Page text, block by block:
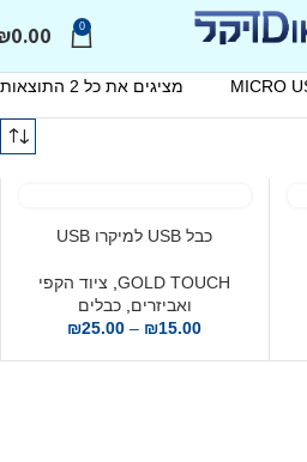
0
0.00
מציגים את כל ⁦2⁩ התוצאות
כבל USB למיקרו USB
GOLD TOUCH
, ציוד הקפי
ואביזרים ,כבלים
₪15.00
–
₪25.00